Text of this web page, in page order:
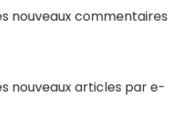
nouveaux commentaires
nouveaux articles par e-